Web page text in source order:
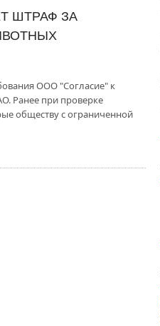
ШТРАФ ЗА
ООО "Согласие" к
Ранее при проверке
обществу с ограниченной